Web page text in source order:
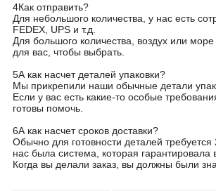
4Как отправить?
Для небольшого количества, у нас есть
FEDEX, UPS и т.д.
Для большого количества, воздух или море
для вас, чтобы выбрать.
5А как насчет деталей упаковки?
Мы прикрепили наши обычные детали
Если у вас есть какие-то особые
готовы помочь.
6А как насчет сроков доставки?
Обычно для готовности деталей
нас была система, которая гарантировала
Когда вы делали заказ, вы должны были